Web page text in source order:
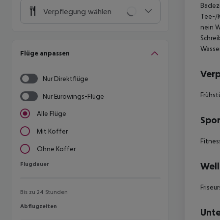
Verpflegung wählen
Flüge anpassen
Nur Direktflüge
Nur Eurowings-Flüge
Alle Flüge
Mit Koffer
Ohne Koffer
Flugdauer
Flugdauer
Bis zu 24 Stunden
Abflugzeiten
Abflugzeiten
Tee-/
nein